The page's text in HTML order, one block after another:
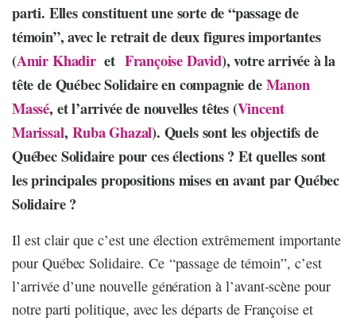
parti. Elles constituent une sorte de “passage de
témoin”, avec le retrait de deux figures importantes
(Amir Khadiret Françoise David), votre arrivée à la
tête de Québec Solidaire en compagnie deManon
Massé, et l’arrivée de nouvelles têtes (Vincent
Marissal,Ruba Ghazal). Quels sont les objectifs de
Québec Solidaire pour ces élections ? Et quelles sont
les principales propositions mises en avant par Québec
Solidaire ?
Il est clair que c’est une élection extrêmement importante
pour Québec Solidaire. Ce “passage de témoin”, c’est
l’arrivée d’une nouvelle génération à l’avant-scène pour
notre parti politique, avec les départs de Françoise et